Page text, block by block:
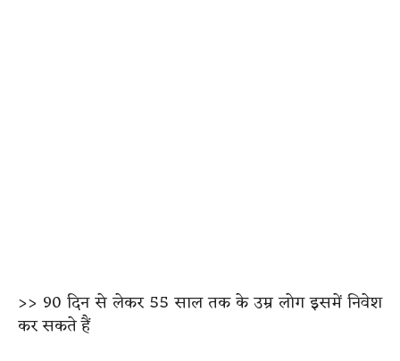
>> 90 दिन से लेकर 55 साल तक के उम्र लोग इसमें निवेश
कर सकते हैं